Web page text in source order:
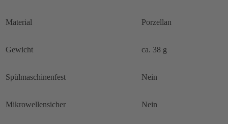
Material Porzellan
Gewicht ca. 38 g
Spülmaschinenfest Nein
Mikrowellensicher Nein